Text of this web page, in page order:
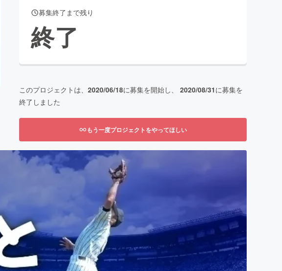
ニティ
募集終了まで残り
終了
このプロジェクトは、 2020/06/18に募集を開始し、 2020/08/31に募集を
終了しました
もう一度プロジェクトをやってほしい